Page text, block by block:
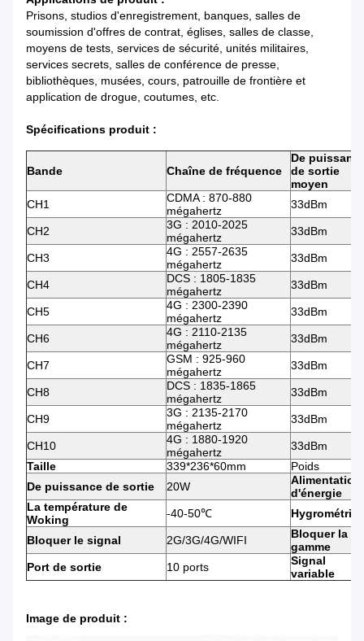
Prisons, studios d'enregistrement, banques, salles de
soumission d'offres de contrat, églises, salles de classe,
moyens de tests, services de sécurité, unités militaires,
services secrets, salles de conférence de presse,
bibliothèques, musées, cours, patrouille de frontière et
application de drogue, coutumes, etc.
Spécifications produit :
Bande Chaîne de fréquence
De
de sortie
moyen
CH1
CDMA : 870-880
mégahertz
33dBm
CH2
3G : 2010-2025
mégahertz
33dBm
CH3
4G : 2557-2635
mégahertz
33dBm
CH4
DCS : 1805-1835
mégahertz
33dBm
CH5
4G : 2300-2390
mégahertz
33dBm
CH6
4G : 2110-2135
mégahertz
33dBm
CH7
GSM : 925-960
mégahertz
33dBm
CH8
DCS : 1835-1865
mégahertz
33dBm
CH9
3G : 2135-2170
mégahertz
33dBm
CH10
4G : 1880-1920
mégahertz
33dBm
Taille
339*236*60mm
Poids
De puissance de sortie
20W
Alimentation
d'énergie
La température de
Woking
-40-50℃ Hygrométrie
Bloquer le signal 2G/3G/4G/WIFI
Bloquer la
gamme
Port de sortie
10 ports
Signal
variable
Image de produit :